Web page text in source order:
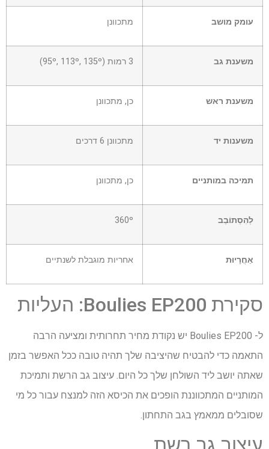
עומק מושב מתכוונן
משענת גב 3 רמות (95º, 113º, 135º)
משענת ראש כן, מתכוונן
משענות יד מתכוונן 6 דרכים
תמיכה במותניים כן, מתכוונן
לְהִסְתוֹבֵב 360º
אַחֲרָיוּת אחריות מוגבלת לשנתיים
סקירת Boulies EP200: העליות
ל- Boulies EP200 יש נקודת מחיר תחרותית ומציעה הרבה
התאמה כדי להבטיח שהיציבה שלך תהיה טובה ככל האפשר בזמן
שאתה יושב ליד השולחן שלך כל היום. עיצוב גב הרשת ותמיכת
המותניים המתכווננת הופכים את הכיסא הזה למנצח עבור כל מי
שסובלים ממאמץ בגב התחתון.